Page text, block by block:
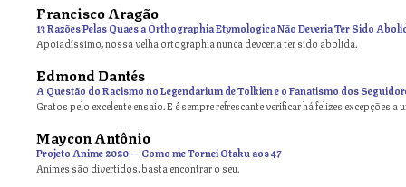
Francisco Aragão
13 Razões Pelas Quaes a Orthographia Etymologica Não Deveria Ter Sido
Apoiadíssimo, nossa velha ortographia nunca devceria ter sido abolida.
Edmond Dantés
A Questão do Racismo no Legendarium de Tolkien e o Fanatismo dos
Gratos pelo excelente ensaio. E é sempre refrescante verificar há felizes excepções a
Maycon Antônio
Projeto Anime 2020 — Como me Tornei Otaku aos 47
Animes são divertidos, basta encontrar o seu.